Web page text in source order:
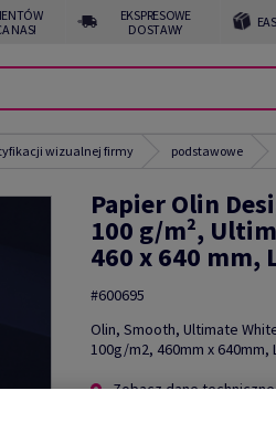
NAS!
EKSPRESOWE
DOSTAWY
wizualnej firmy podstawowe
Papier Olin
100 g/m²,
460 x 640 mm,
#600695
Olin, Smooth, Ultimate
100g/m2, 460mm x 640mm,
Zobacz dane techniczne